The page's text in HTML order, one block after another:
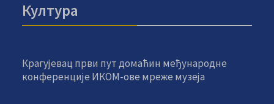
Култура
Крагујевац први пут домаћин међународне
конференције ИКОМ-ове мреже музеја